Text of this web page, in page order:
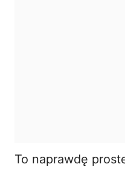
To naprawdę